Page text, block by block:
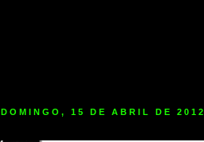
DOMINGO, 15 DE ABRIL DE 2012